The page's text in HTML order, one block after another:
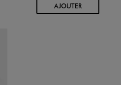
AJOUTERAU PANIER